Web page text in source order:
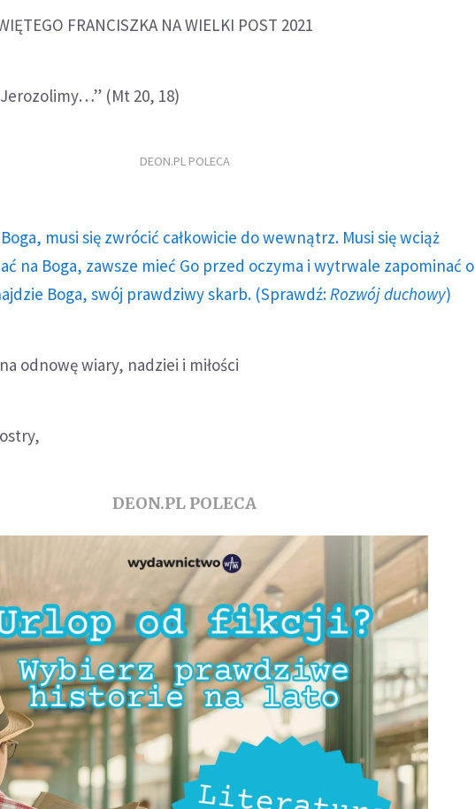
FRANCISZKA NA WIELKI POST 2021
(Mt 20, 18)
DEON.PL POLECA
musi się zwrócić całkowicie do wewnątrz. Musi się wciąż
na Boga, zawsze mieć Go przed oczyma i wytrwale zapominać o
Boga, swój prawdziwy skarb. (Sprawdź: Rozwój duchowy)
odnowę wiary, nadziei i miłości
DEON.PL POLECA